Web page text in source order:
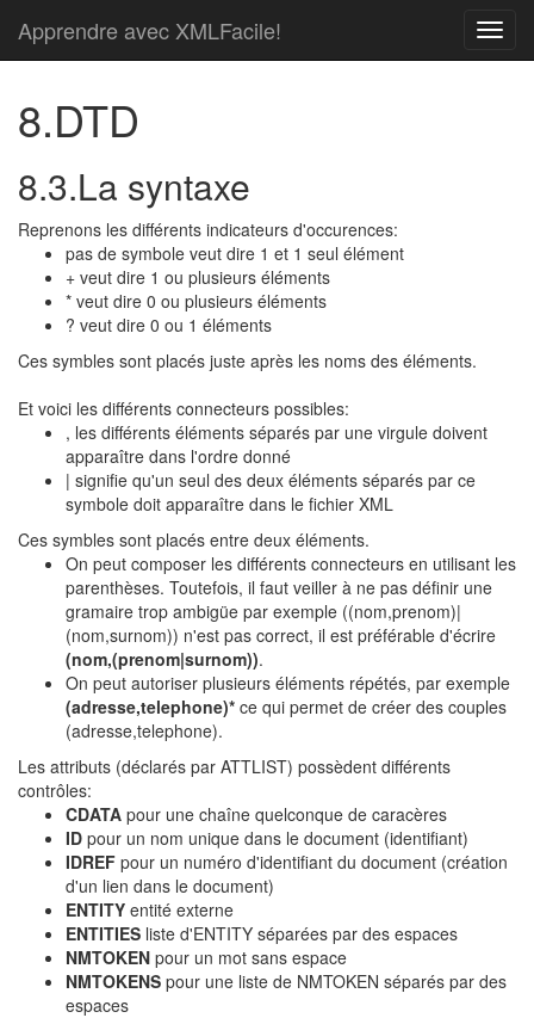
Apprendre avec XMLFacile!
8.DTD
8.3.La syntaxe
Reprenons les différents indicateurs d'occurences:
pas de symbole veut dire 1 et 1 seul élément
+ veut dire 1 ou plusieurs éléments
* veut dire 0 ou plusieurs éléments
? veut dire 0 ou 1 éléments
Ces symbles sont placés juste après les noms des éléments.
Et voici les différents connecteurs possibles:
, les différents éléments séparés par une virgule doivent
apparaître dans l'ordre donné
| signifie qu'un seul des deux éléments séparés par ce
symbole doit apparaître dans le fichier XML
Ces symbles sont placés entre deux éléments.
On peut composer les différents connecteurs en utilisant les
parenthèses. Toutefois, il faut veiller à ne pas définir une
gramaire trop ambigüe par exemple ((nom,prenom)|
(nom,surnom)) n'est pas correct, il est préférable d'écrire
(nom,(prenom|surnom)).
On peut autoriser plusieurs éléments répétés, par exemple
(adresse,telephone)* ce qui permet de créer des couples
(adresse,telephone).
Les attributs (déclarés par ATTLIST) possèdent différents
contrôles:
CDATA pour une chaîne quelconque de caracères
ID pour un nom unique dans le document (identifiant)
IDREF pour un numéro d'identifiant du document (création
d'un lien dans le document)
ENTITY entité externe
ENTITIES liste d'ENTITY séparées par des espaces
NMTOKEN pour un mot sans espace
NMTOKENS pour une liste de NMTOKEN séparés par des
espaces